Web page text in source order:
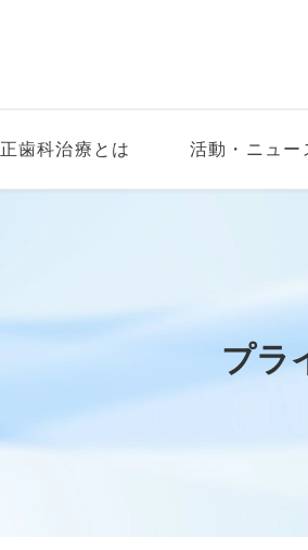
歯科治療とは 活動・ニュー
プラ